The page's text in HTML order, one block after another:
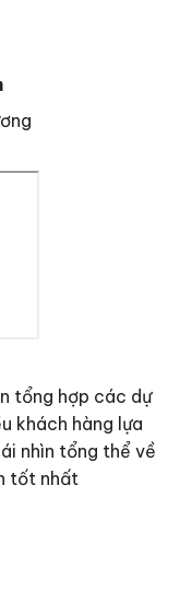
tổng hợp các dự
khách hàng lựa
nhìn tổng thể về
tốt nhất